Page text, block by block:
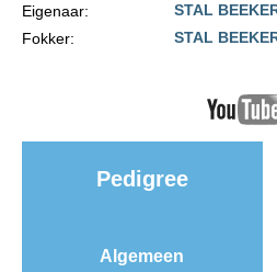
Hengstenkeuring
Nationale Keuring
Eigenaar:
STAL
Fokker:
STAL
Pedigree
Algemeen